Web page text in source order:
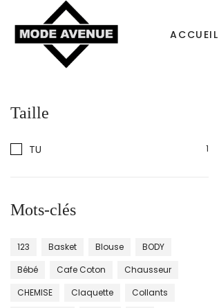
ACCUEIL
CHAUSSURES
Enfant
Taille
TU 1
Mots-clés
123 Basket Blouse
BODY
Bébé
Cafe Coton
Chausseur
CHEMISE
Claquette
Collants